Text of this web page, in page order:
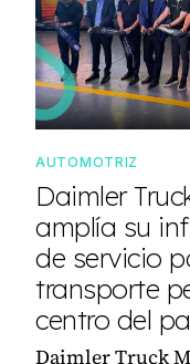
AUTOMOTRIZ
Daimler
amplía su
de servicio
transporte
centro del
Daimler Truck